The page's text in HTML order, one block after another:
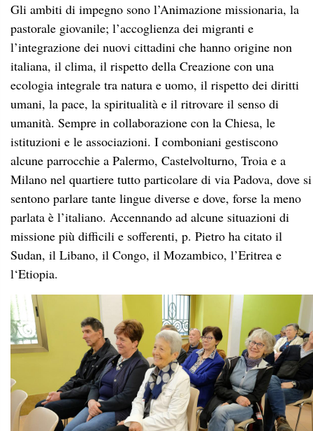
Gli ambiti di impegno sono l’Animazione missionaria, la
pastorale giovanile; l’accoglienza dei migranti e
l’integrazione dei nuovi cittadini che hanno origine non
italiana, il clima, il rispetto della Creazione con una
ecologia integrale tra natura e uomo, il rispetto dei diritti
umani, la pace, la spiritualità e il ritrovare il senso di
umanità. Sempre in collaborazione con la Chiesa, le
istituzioni e le associazioni. I comboniani gestiscono
alcune parrocchie a Palermo, Castelvolturno, Troia e a
Milano nel quartiere tutto particolare di via Padova, dove si
sentono parlare tante lingue diverse e dove, forse la meno
parlata è l’italiano. Accennando ad alcune situazioni di
missione più difficili e sofferenti, p. Pietro ha citato il
Sudan, il Libano, il Congo, il Mozambico, l’Eritrea e
l‘Etiopia.
In conclusione, del secondo momento p. Gaetano ha
presentato le attività che impegnano la comunità di Padova
che collabora in tanti settori della vita ecclesiale e sociale